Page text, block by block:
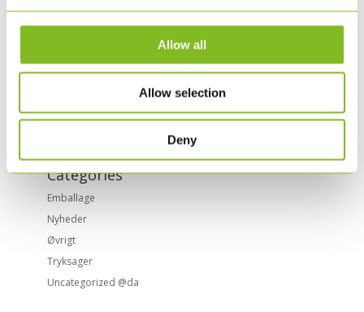
Allow all
Allow selection
Deny
juli 2017
juni 2017
april 2017
februar 2017
Categories
Emballage
Nyheder
Øvrigt
Tryksager
Uncategorized @da